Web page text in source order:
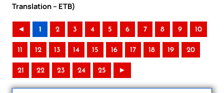
Translation – ETB)
◄ 1 2 3 4 5 6 7 8 9 10
11 12 13 14 15 16 17 18 19 20
21 22 23 24 25 ►